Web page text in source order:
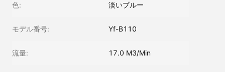
色: 淡いブルー
モデル番号: Yf-B110
流量: 17.0 M3/Min